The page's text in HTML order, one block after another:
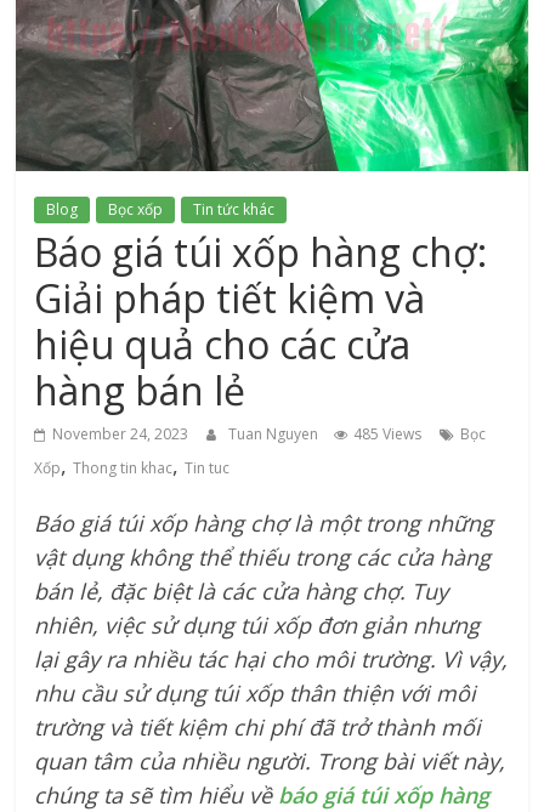
xứ
Thanh
Blog Bọc xốp Tin tức khác
Báo giá túi xốp hàng chợ:
Giải pháp tiết kiệm và
hiệu quả cho các cửa
hàng bán lẻ
November 24, 2023 Tuan Nguyen 485 Views
Bọc
Xốp,Thong tin khac,Tin tuc
Báo giá túi xốp hàng chợ là một trong những
vật dụng không thể thiếu trong các cửa hàng
bán lẻ, đặc biệt là các cửa hàng chợ. Tuy
nhiên, việc sử dụng túi xốp đơn giản nhưng
lại gây ra nhiều tác hại cho môi trường. Vì vậy,
nhu cầu sử dụng túi xốp thân thiện với môi
trường và tiết kiệm chi phí đã trở thành mối
quan tâm của nhiều người. Trong bài viết này,
chúng ta sẽ tìm hiểu về báo giá túi xốp hàng